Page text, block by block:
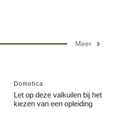
Meer
Domotica
Let op deze valkuilen bij het
kiezen van een opleiding